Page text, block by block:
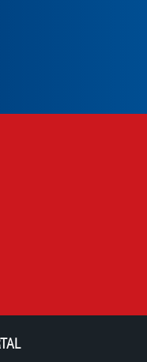
Bez súhlasu nie je možné vás